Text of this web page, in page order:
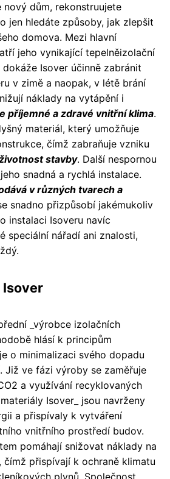
dům, rekonstruujete
jen hledáte způsoby, jak zlepšit
domova. Mezi hlavní
jeho vynikající tepelněizolační
Isover účinně zabránit
v zimě a naopak, v létě brání
náklady na vytápění i
příjemné a zdravé vnitřní klima.
materiál, který umožňuje
čímž zabraňuje vzniku
stavby. Další nespornou
snadná a rychlá instalace.
v různých tvarech a
snadno přizpůsobí jakémukoliv
instalaci Isoveru navíc
speciální nářadí ani znalosti,
Isover
_výrobce izolačních
hlásí k principům
o minimalizaci svého dopadu
Již ve fázi výroby se zaměřuje
a využívání recyklovaných
Isover_ jsou navrženy
a přispívaly k vytváření
vnitřního prostředí budov.
pomáhají snižovat náklady na
čímž přispívají k ochraně klimatu
plynů. Společnost